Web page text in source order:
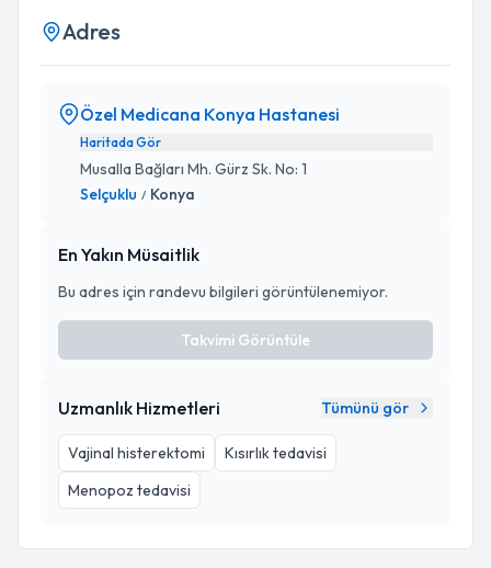
Adres
Özel Medicana Konya Hastanesi
Haritada Gör
Musalla Bağları Mh. Gürz Sk. No: 1
Selçuklu / Konya
En Yakın Müsaitlik
Bu adres için randevu bilgileri görüntülenemiyor.
Takvimi Görüntüle
Uzmanlık Hizmetleri Tümünü gör
Vajinal histerektomi
Kısırlık tedavisi
Menopoz tedavisi